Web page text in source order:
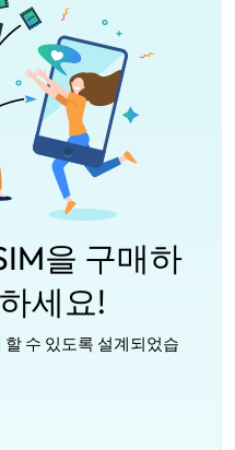
을 구매하
세요!
수 있도록 설계되었습